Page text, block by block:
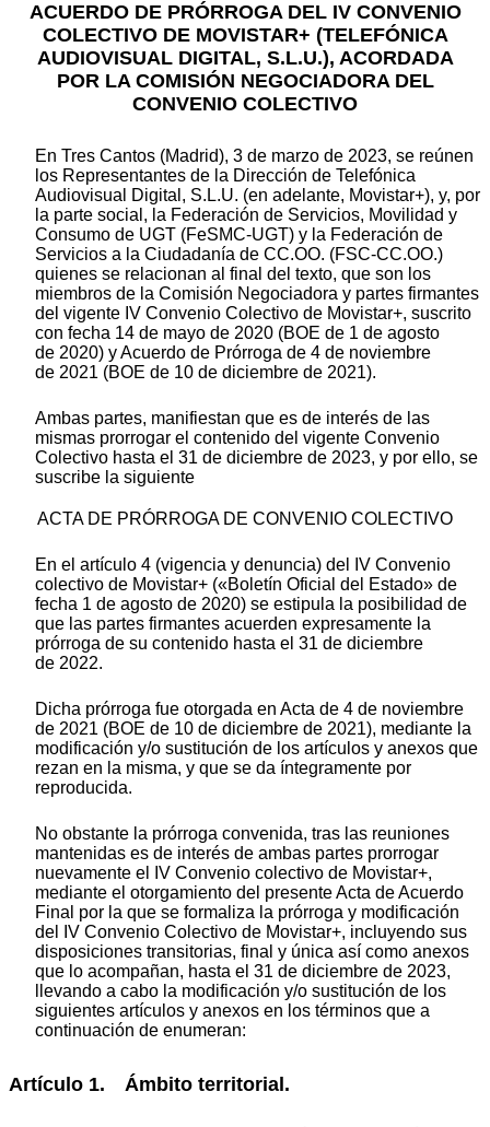
ACUERDO DE PRÓRROGA DEL IV CONVENIO
COLECTIVO DE MOVISTAR+ (TELEFÓNICA
AUDIOVISUAL DIGITAL, S.L.U.), ACORDADA
POR LA COMISIÓN NEGOCIADORA DEL
CONVENIO COLECTIVO
En Tres Cantos (Madrid), 3 de marzo de 2023, se reúnen
los Representantes de la Dirección de Telefónica
Audiovisual Digital, S.L.U. (en adelante, Movistar+), y, por
la parte social, la Federación de Servicios, Movilidad y
Consumo de UGT (FeSMC-UGT) y la Federación de
Servicios a la Ciudadanía de CC.OO. (FSC-CC.OO.)
quienes se relacionan al final del texto, que son los
miembros de la Comisión Negociadora y partes firmantes
del vigente IV Convenio Colectivo de Movistar+, suscrito
con fecha 14 de mayo de 2020 (BOE de 1 de agosto
de 2020) y Acuerdo de Prórroga de 4 de noviembre
de 2021 (BOE de 10 de diciembre de 2021).
Ambas partes, manifiestan que es de interés de las
mismas prorrogar el contenido del vigente Convenio
Colectivo hasta el 31 de diciembre de 2023, y por ello, se
suscribe la siguiente
ACTA DE PRÓRROGA DE CONVENIO COLECTIVO
En el artículo 4 (vigencia y denuncia) del IV Convenio
colectivo de Movistar+ («Boletín Oficial del Estado» de
fecha 1 de agosto de 2020) se estipula la posibilidad de
que las partes firmantes acuerden expresamente la
prórroga de su contenido hasta el 31 de diciembre
de 2022.
Dicha prórroga fue otorgada en Acta de 4 de noviembre
de 2021 (BOE de 10 de diciembre de 2021), mediante la
modificación y/o sustitución de los artículos y anexos que
rezan en la misma, y que se da íntegramente por
reproducida.
No obstante la prórroga convenida, tras las reuniones
mantenidas es de interés de ambas partes prorrogar
nuevamente el IV Convenio colectivo de Movistar+,
mediante el otorgamiento del presente Acta de Acuerdo
Final por la que se formaliza la prórroga y modificación
del IV Convenio Colectivo de Movistar+, incluyendo sus
disposiciones transitorias, final y única así como anexos
que lo acompañan, hasta el 31 de diciembre de 2023,
llevando a cabo la modificación y/o sustitución de los
siguientes artículos y anexos en los términos que a
continuación de enumeran:
Artículo 1. Ámbito territorial.